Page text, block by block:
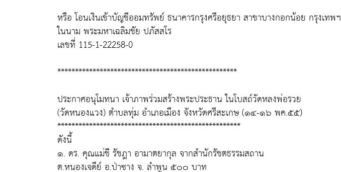
หรือ โอนเงินเข้าบัญชีออมทรัพย์ ธนาคารกรุงศรีอยุธยา สาขาบางกอกน้อย กรุงเทพฯ
ในนาม พระมหาเฉลิมชัย ปภัสสโร
เลขที่ 115-1-22258-0
***************************************************
ประกาศอนุโมทนา เจ้าภาพร่วมสร้างพระประธาน ในโบสถ์วัดหลงพ่อรวย
(วัดหนองแวง) ตำบลทุ่ม อำเภอเมือง จังหวัดศรีสะเกษ (๑๔-๑๖ พค.๕๕)
****************************************************
ดังนี้
๑. ดร. คุณแม่ชี รัชฎา อามาตยากุล จากสำนักรัชตธรรมสถาน
ต.หนองเจดีย์ อ.ป่าซาง จ. ลำพูน ๕๐๐ บาท